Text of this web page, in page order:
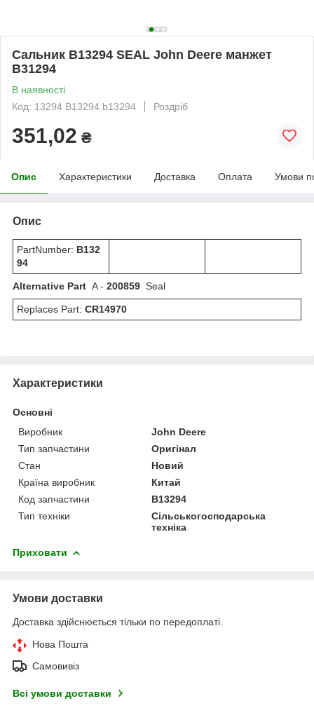
Сальник B13294 SEAL John Deere манжет
В31294
В наявності
Код: 13294 В13294 b13294
Роздріб
351,02 ₴
Опис Характеристики Доставка Оплата Умови
Опис
PartNumber: B132
94
Alternative Part A - 200859 Seal
Replaces Part: CR14970
Характеристики
Основні
Виробник
John Deere
Тип запчастини
Оригінал
Стан
Новий
Країна виробник
Китай
Код запчастини
B13294
Тип техніки
Сільськогосподарська
техніка
Приховати
Умови доставки
Доставка здійснюється тільки по передоплаті.
Нова Пошта
Самовивіз
Всі умови доставки